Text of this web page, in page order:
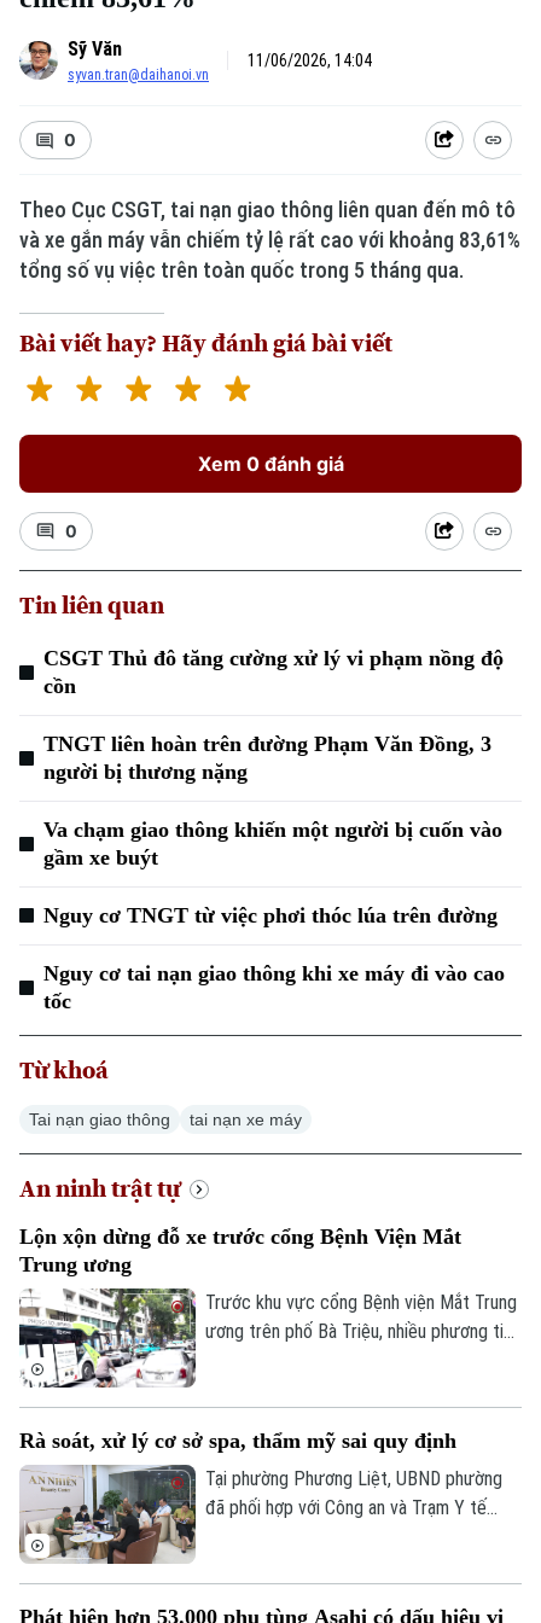
Sỹ Văn
syvan.tran@daihanoi.vn
11/06/2026, 14:04
0
Theo Cục CSGT, tai nạn giao thông liên quan đến mô tô
và xe gắn máy vẫn chiếm tỷ lệ rất cao với khoảng 83,61%
tổng số vụ việc trên toàn quốc trong 5 tháng qua.
Bài viết hay? Hãy đánh giá bài viết
Xem 0 đánh giá
0
Tin liên quan
CSGT Thủ đô tăng cường xử lý vi phạm nồng độ
cồn
TNGT liên hoàn trên đường Phạm Văn Đồng, 3
người bị thương nặng
Va chạm giao thông khiến một người bị cuốn vào
gầm xe buýt
Nguy cơ TNGT từ việc phơi thóc lúa trên đường
Nguy cơ tai nạn giao thông khi xe máy đi vào cao
tốc
Từ khoá
Tai nạn giao thông tai nạn xe máy
An ninh trật tự
Lộn xộn dừng đỗ xe trước cổng Bệnh Viện Mắt
Trung ương
Trước khu vực cổng Bệnh viện Mắt Trung
ương trên phố Bà Triệu, nhiều phương tiện
ùn ứ cục bộ, tiềm ẩn nguy cơ mất an toàn
giao thông.
Rà soát, xử lý cơ sở spa, thẩm mỹ sai quy định
Tại phường Phương Liệt, UBND phường
đã phối hợp với Công an và Trạm Y tế
Phát hiện hơn 53.000 phụ tùng Asahi có dấu hiệu vi